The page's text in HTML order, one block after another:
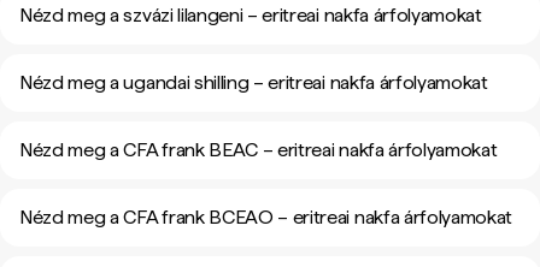
Nézd meg a szvázi lilangeni – eritreai nakfa árfolyamokat
Nézd meg a ugandai shilling – eritreai nakfa árfolyamokat
Nézd meg a CFA frank BEAC – eritreai nakfa árfolyamokat
Nézd meg a CFA frank BCEAO – eritreai nakfa árfolyamokat